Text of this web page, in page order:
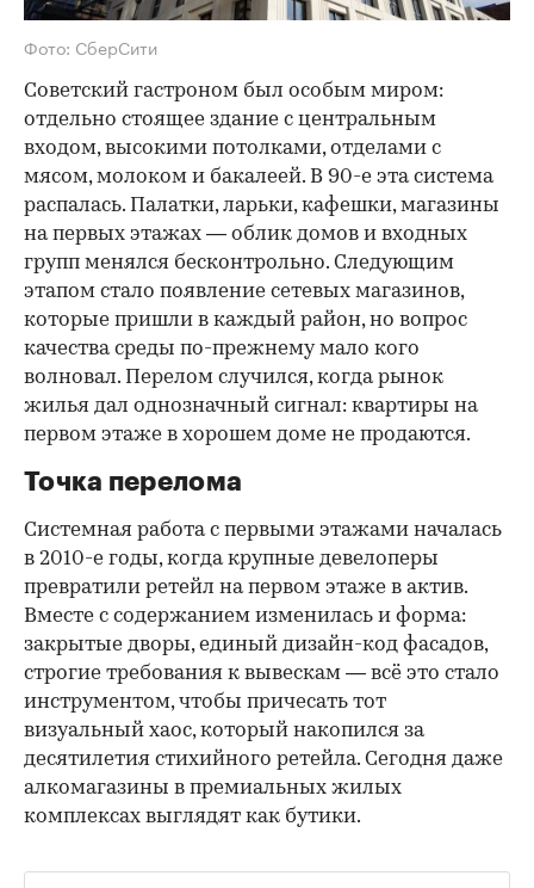
Фото: СберСити
Советский гастроном был особым миром:
отдельно стоящее здание с центральным
входом, высокими потолками, отделами с
мясом, молоком и бакалеей. В 90-е эта система
распалась. Палатки, ларьки, кафешки, магазины
на первых этажах — облик домов и входных
групп менялся бесконтрольно. Следующим
этапом стало появление сетевых магазинов,
которые пришли в каждый район, но вопрос
качества среды по-прежнему мало кого
волновал. Перелом случился, когда рынок
жилья дал однозначный сигнал: квартиры на
первом этаже в хорошем доме не продаются.
Точка перелома
Системная работа с первыми этажами началась
в 2010-е годы, когда крупные девелоперы
превратили ретейл на первом этаже в актив.
Вместе с содержанием изменилась и форма:
закрытые дворы, единый дизайн-код фасадов,
строгие требования к вывескам — всё это стало
инструментом, чтобы причесать тот
визуальный хаос, который накопился за
десятилетия стихийного ретейла. Сегодня даже
алкомагазины в премиальных жилых
комплексах выглядят как бутики.